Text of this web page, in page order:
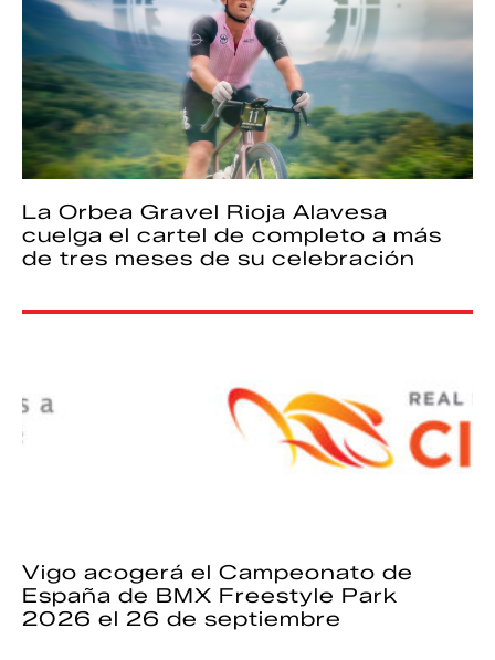
La Orbea Gravel Rioja Alavesa
cuelga el cartel de completo a más
de tres meses de su celebración
Vigo acogerá el Campeonato de
España de BMX Freestyle Park
2026 el 26 de septiembre